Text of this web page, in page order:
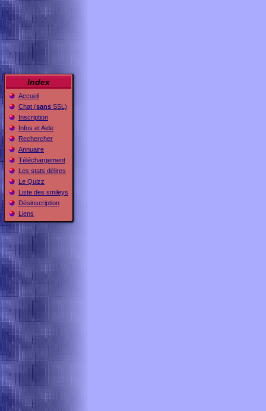
Index
Accueil
Chat (sans SSL)
Inscription
Infos et Aide
Rechercher
Annuaire
Téléchargement
Les stats délires
Le Quizz
Liste des smileys
Désinscription
Liens